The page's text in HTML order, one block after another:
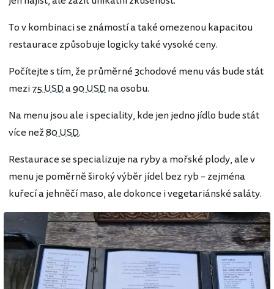
To v kombinaci se známostí a také omezenou kapacitou
restaurace způsobuje logicky také vysoké ceny.
Počítejte s tím, že průměrné 3chodové menu vás bude stát
mezi75 USDa90 USDna osobu.
Na menu jsou ale i speciality, kde jen jedno jídlo bude stát
více než80 USD.
Restaurace se specializuje na ryby a mořské plody, ale v
menu je poměrně široký výběr jídel bez ryb – zejména
kuřecí a jehněčí maso, ale dokonce i vegetariánské saláty.